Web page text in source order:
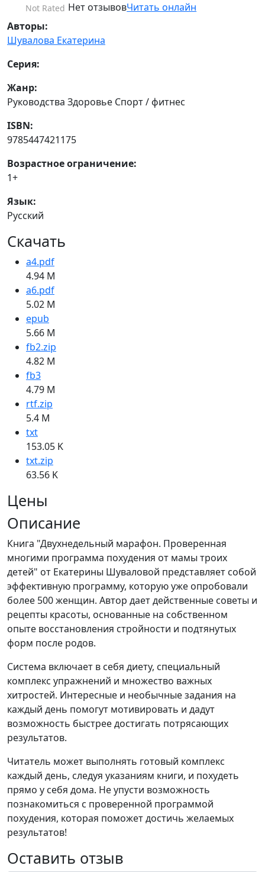
Not Rated Нет отзывовЧитать онлайн
Авторы:
Шувалова Екатерина
Серия:
Жанр:
Руководства Здоровье Спорт / фитнес
ISBN:
9785447421175
Возрастное ограничение:
1+
Язык:
Русский
Скачать
a4.pdf
4.94 M
a6.pdf
5.02 M
epub
5.66 M
fb2.zip
4.82 M
fb3
4.79 M
rtf.zip
5.4 M
txt
153.05 K
txt.zip
63.56 K
Цены
Описание
Книга "Двухнедельный марафон. Проверенная
многими программа похудения от мамы троих
детей" от Екатерины Шуваловой представляет собой
эффективную программу, которую уже опробовали
более 500 женщин. Автор дает действенные советы и
рецепты красоты, основанные на собственном
опыте восстановления стройности и подтянутых
форм после родов.
Система включает в себя диету, специальный
комплекс упражнений и множество важных
хитростей. Интересные и необычные задания на
каждый день помогут мотивировать и дадут
возможность быстрее достигать потрясающих
результатов.
Читатель может выполнять готовый комплекс
каждый день, следуя указаниям книги, и похудеть
прямо у себя дома. Не упусти возможность
познакомиться с проверенной программой
похудения, которая поможет достичь желаемых
результатов!
Оставить отзыв